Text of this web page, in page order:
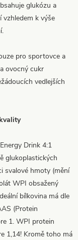
glukózu a
k výše
pro sportovce a
ovocný cukr
vedlejších
Drink 4:1
glukoplastických
svalové hmoty (mění
WPI obsažený
bílkovina má dle
(Protein
1. WPI protein
1,14! Kromě toho má